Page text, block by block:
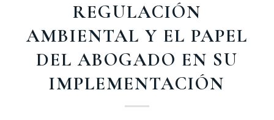
REGULACIÓN
AMBIENTAL Y EL PAPEL
DEL ABOGADO EN SU
IMPLEMENTACIÓN